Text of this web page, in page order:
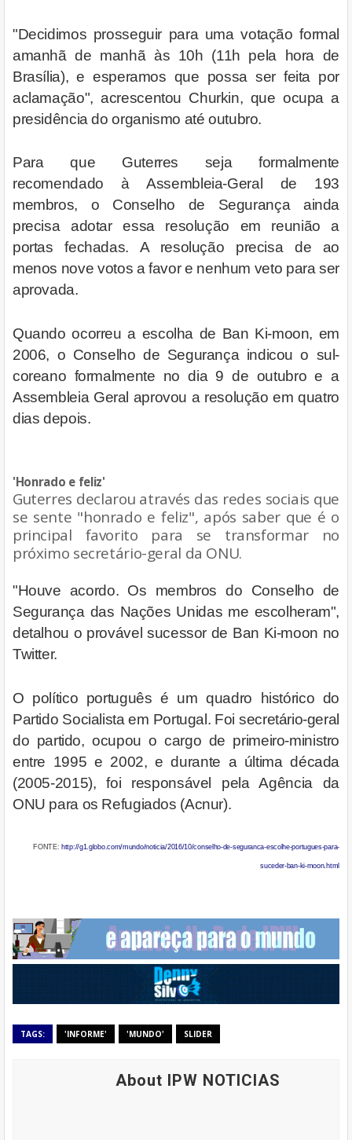
"Decidimos prosseguir para uma votação formal
amanhã de manhã às 10h (11h pela hora de
Brasília), e esperamos que possa ser feita por
aclamação", acrescentou Churkin, que ocupa a
presidência do organismo até outubro.
Para que Guterres seja formalmente
recomendado à Assembleia-Geral de 193
membros, o Conselho de Segurança ainda
precisa adotar essa resolução em reunião a
portas fechadas. A resolução precisa de ao
menos nove votos a favor e nenhum veto para ser
aprovada.
Quando ocorreu a escolha de Ban Ki-moon, em
2006, o Conselho de Segurança indicou o sul-
coreano formalmente no dia 9 de outubro e a
Assembleia Geral aprovou a resolução em quatro
dias depois.
'Honrado e feliz'
Guterres declarou através das redes sociais que
se sente "honrado e feliz", após saber que é o
principal favorito para se transformar no
próximo secretário-geral da ONU.
"Houve acordo. Os membros do Conselho de
Segurança das Nações Unidas me escolheram",
detalhou o provável sucessor de Ban Ki-moon no
Twitter.
O político português é um quadro histórico do
Partido Socialista em Portugal. Foi secretário-geral
do partido, ocupou o cargo de primeiro-ministro
entre 1995 e 2002, e durante a última década
(2005-2015), foi responsável pela Agência da
ONU para os Refugiados (Acnur).
FONTE: http://g1.globo.com/mundo/noticia/2016/10/conselho-de-seguranca-escolhe-portugues-para-
suceder-ban-ki-moon.html
TAGS: 'INFORME' 'MUNDO' SLIDER
About IPW NOTICIAS